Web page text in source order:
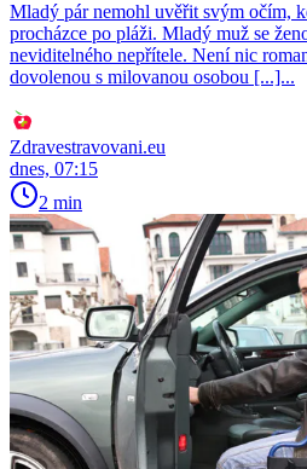
Mladý pár nemohl uvěřit svým očím,
procházce po pláži. Mladý muž se
neviditelného nepřítele. Není nic
dovolenou s milovanou osobou [...]...
Zdravestravovani.eu
dnes, 07:15
2 min